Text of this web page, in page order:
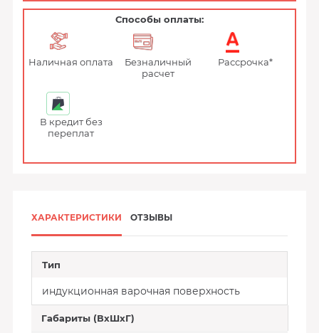
Способы оплаты:
Наличная оплата
Безналичный
расчет
Рассрочка*
В кредит без
переплат
ХАРАКТЕРИСТИКИ ОТЗЫВЫ
Тип
индукционная варочная поверхность
Габариты (ВхШхГ)